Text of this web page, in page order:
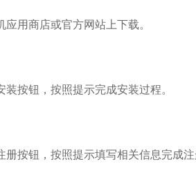
用商店或官方网站上下载。
按钮，按照提示完成安装过程。
按钮，按照提示填写相关信息完成注